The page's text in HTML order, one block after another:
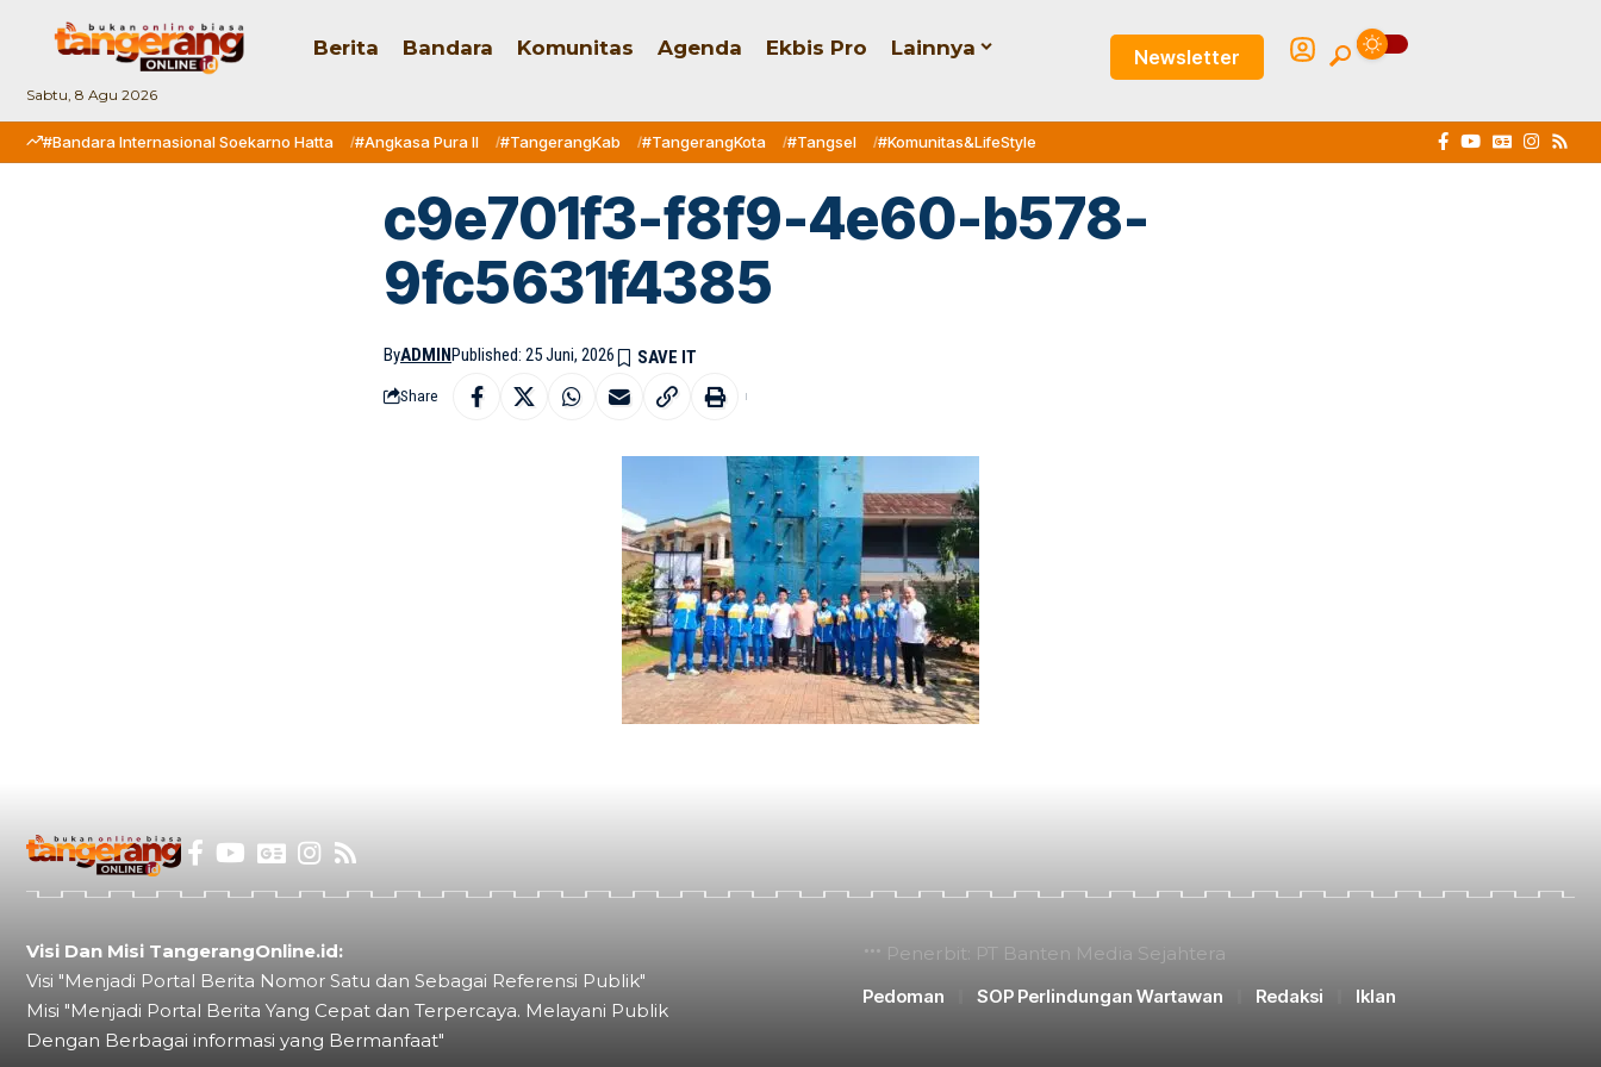
Sabtu, 8 Agu 2026
Berita Bandara Komunitas Agenda Ekbis Pro Lainnya Newsletter
#Bandara Internasional Soekarno Hatta #Angkasa Pura II #TangerangKab #TangerangKota #Tangsel #Komunitas&LifeStyle
c9e701f3-f8f9-4e60-b578-
9fc5631f4385
ByADMINPublished: 25 Juni, 2026
Share
Visi Dan Misi TangerangOnline.id:
Visi "Menjadi Portal Berita Nomor Satu dan Sebagai Referensi Publik"
Misi "Menjadi Portal Berita Yang Cepat dan Terpercaya. Melayani Publik
Dengan Berbagai informasi yang Bermanfaat"
Penerbit: PT Banten Media Sejahtera
Pedoman
SOP Perlindungan Wartawan Redaksi Iklan